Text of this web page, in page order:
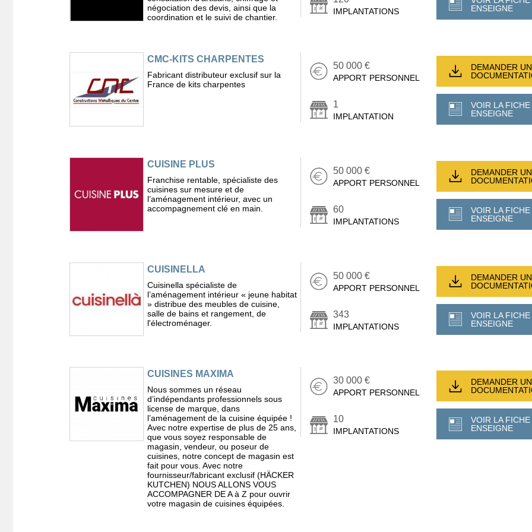
négociation des devis, ainsi que la
coordination et le suivi de chantier.
IMPLANTATIONS
ENSEIGNE
CMC-KITS CHARPENTES
Fabricant distributeur exclusif sur la
France de kits charpentes
50 000 €
APPORT PERSONNEL
1
IMPLANTATION
DEMANDER
VOIR LA FICHE
ENSEIGNE
CUISINE PLUS
Franchise rentable, spécialiste des
cuisines sur mesure et de
l’aménagement intérieur, avec un
accompagnement clé en main.
50 000 €
APPORT PERSONNEL
60
IMPLANTATIONS
DEMANDER
VOIR LA FICHE
ENSEIGNE
CUISINELLA
Cuisinella spécialiste de
l’aménagement intérieur « jeune habitat
» distribue des meubles de cuisine,
salle de bains et rangement, de
l'électroménager.
50 000 €
APPORT PERSONNEL
343
IMPLANTATIONS
DEMANDER
VOIR LA FICHE
ENSEIGNE
CUISINES MAXIMA
Nous sommes un réseau
d’indépendants professionnels sous
license de marque, dans
l’aménagement de la cuisine équipée !
Avec notre expertise de plus de 25 ans,
que vous soyez responsable de
magasin, vendeur, ou poseur de
cuisines, notre concept de magasin est
fait pour vous. Avec notre
fournisseur/fabricant exclusif (HÄCKER
KUTCHEN) NOUS ALLONS VOUS
ACCOMPAGNER DE A à Z pour ouvrir
votre magasin de cuisines équipées.
30 000 €
APPORT PERSONNEL
10
IMPLANTATIONS
DEMANDER
VOIR LA FICHE
ENSEIGNE